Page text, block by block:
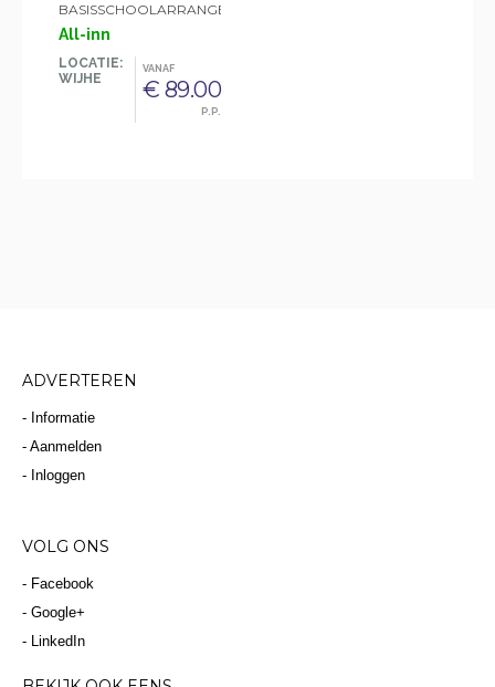
BASISSCHOOLARRANGEMENT 'DINOLAND'
All-inn
LOCATIE:
WIJHE
VANAF
€ 89.00
P.P.
ADVERTEREN
- Informatie
- Aanmelden
- Inloggen
VOLG ONS
- Facebook
- Google+
- LinkedIn